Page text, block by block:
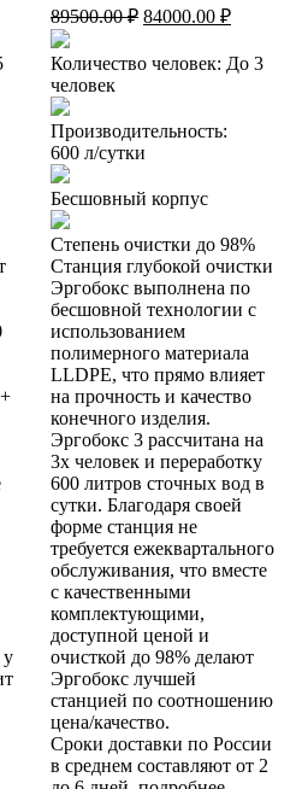
₽.
у
89500.00₽ Первоначальная
составляла
84000.00 ₽Текущая
Количество человек: До 3
человек
Производительность:
600 л/сутки
Бесшовный корпус
Степень очистки до 98%
Станция глубокой очистки
Эргобокс выполнена по
бесшовной технологии с
использованием
полимерного материала
LLDPE, что прямо влияет
на прочность и качество
конечного изделия.
Эргобокс 3 раcсчитана на
3х человек и переработку
600 литров сточных вод в
сутки. Благодаря своей
форме станция не
требуется ежеквартального
обслуживания, что вместе
с качественными
комплектующими,
доступной ценой и
очисткой до 98% делают
Эргобокс лучшей
станцией по соотношению
цена/качество.
Сроки доставки по России
в среднем составляют от 2